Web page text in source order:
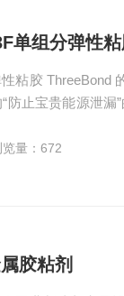
单组分弹性
粘胶 ThreeBond
防止宝贵能源泄漏
造能够满足客户需
览量：672
胶粘剂